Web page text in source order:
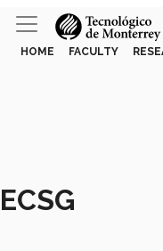
HOME FACULTY
ECSG